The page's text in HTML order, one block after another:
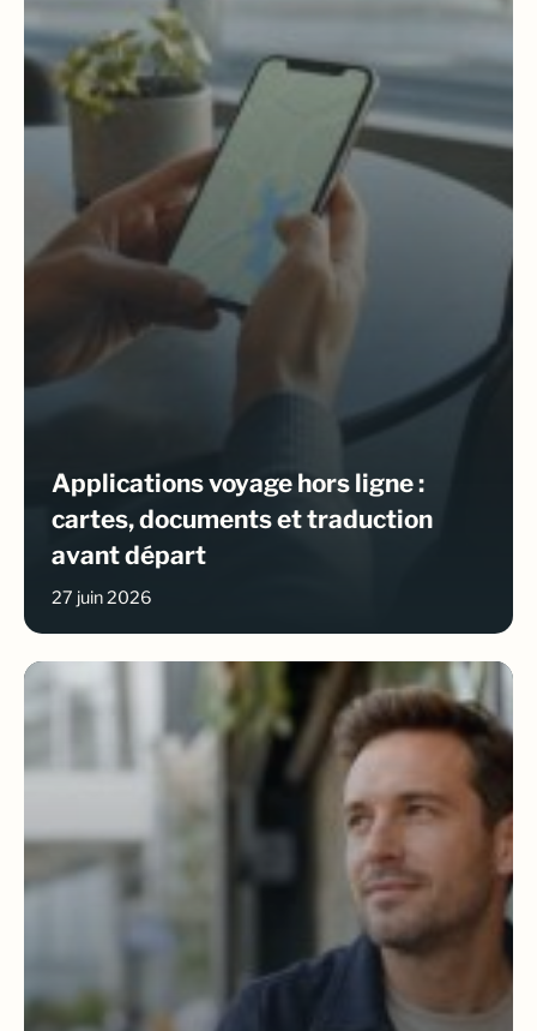
Applications voyage hors ligne :
cartes, documents et traduction
avant départ
27 juin 2026